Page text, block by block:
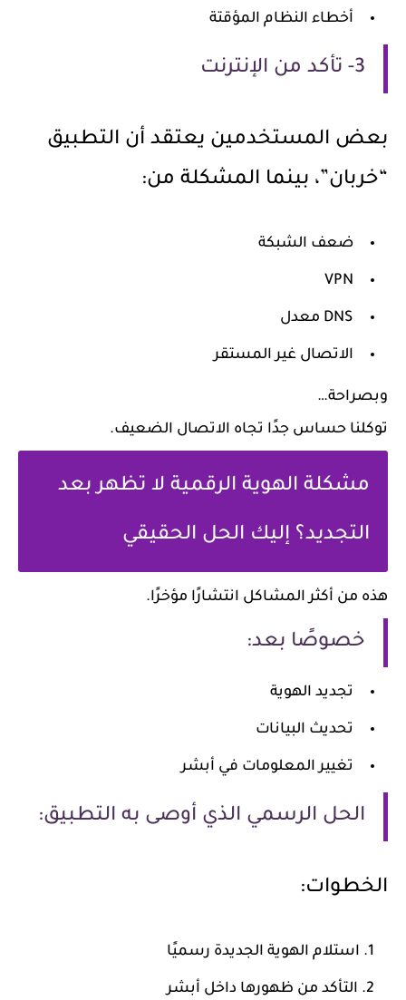
أخطاء النظام المؤقتة
3- تأكد من الإنترنت
بعض المستخدمين يعتقد أن التطبيق
“خربان”، بينما المشكلة من:
ضعف الشبكة
VPN
DNS معدل
الاتصال غير المستقر
وبصراحة…
توكلنا حساس جدًا تجاه الاتصال الضعيف.
مشكلة الهوية الرقمية لا تظهر بعد
التجديد؟ إليك الحل الحقيقي
هذه من أكثر المشاكل انتشارًا مؤخرًا.
خصوصًا بعد:
تجديد الهوية
تحديث البيانات
تغيير المعلومات في أبشر
الحل الرسمي الذي أوصى به التطبيق:
الخطوات:
استلام الهوية الجديدة رسميًا
التأكد من ظهورها داخل أبشر